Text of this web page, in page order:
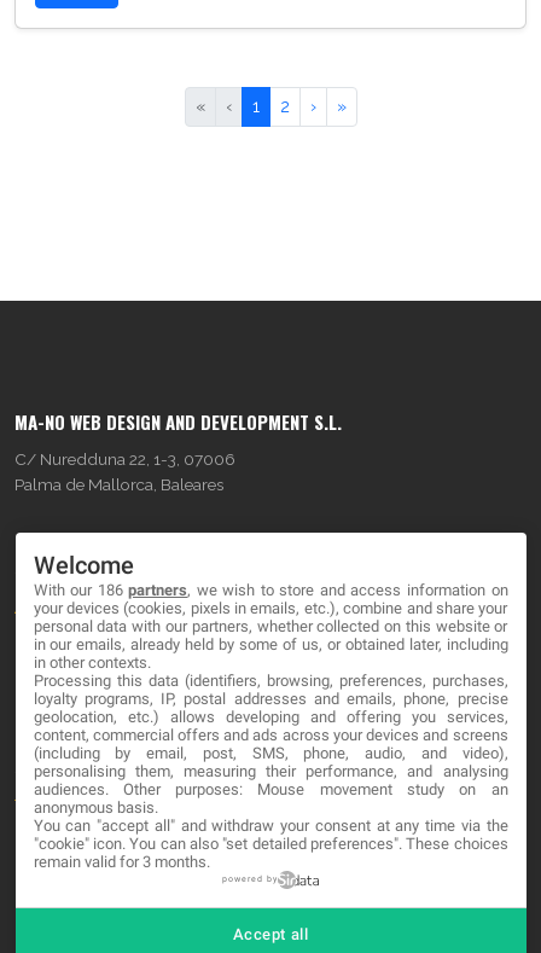
« ‹ 1 2 › »
MA-NO WEB DESIGN AND DEVELOPMENT S.L.
C/ Nuredduna 22, 1-3, 07006
Palma de Mallorca, Baleares
About
Blog
Contact
LEGAL
Terminos y Condiciones
Política de Privacidad
Welcome
With our 186partners, we wish to store and access information on
your devices (cookies, pixels in emails, etc.), combine and share your
personal data with our partners, whether collected on this website or
in our emails, already held by some of us, or obtained later, including
in other contexts.
Processing this data (identifiers, browsing, preferences, purchases,
loyalty programs, IP, postal addresses and emails, phone, precise
geolocation, etc.) allows developing and offering you services,
content, commercial offers and ads across your devices and screens
(including by email, post, SMS, phone, audio, and video),
personalising them, measuring their performance, and analysing
audiences. Other purposes: Mouse movement study on an
anonymous basis.
You can "accept all" and withdraw your consent at any time via the
"cookie" icon. You can also "set detailed preferences". These choices
remain valid for 3 months.
powered by
Accept all